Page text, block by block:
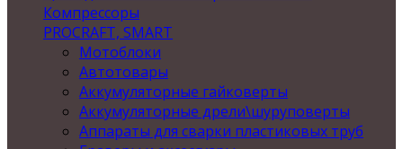
Компрессоры
PROCRAFT, SMART
Мотоблоки
Автотовары
Аккумуляторные гайковерты
Аккумуляторные дрели\шуруповерты
Аппараты для сварки пластиковых труб